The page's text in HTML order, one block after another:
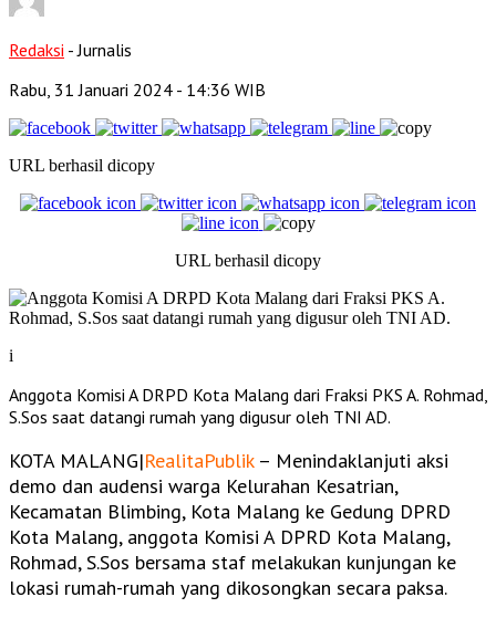
Redaksi - Jurnalis
Rabu, 31 Januari 2024 - 14:36 WIB
URL berhasil dicopy
URL berhasil dicopy
i
Anggota Komisi A DRPD Kota Malang dari Fraksi PKS A. Rohmad,
S.Sos saat datangi rumah yang digusur oleh TNI AD.
KOTA MALANG|RealitaPublik– Menindaklanjuti aksi
demo dan audensi warga Kelurahan Kesatrian,
Kecamatan Blimbing, Kota Malang ke Gedung DPRD
Kota Malang, anggota Komisi A DPRD Kota Malang,
Rohmad, S.Sos bersama staf melakukan kunjungan ke
lokasi rumah-rumah yang dikosongkan secara paksa.